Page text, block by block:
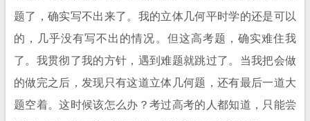
题了，确实写不出来了。我的立体几何平时学的还是可以
的，几乎没有写不出的情况。但这高考题，确实难住我
了。我贯彻了我的方针，遇到难题就跳过了。当我把会做
的做完之后，发现只有这道立体几何题，还有最后一道大
题空着。这时候该怎么办？考过高考的人都知道，只能尝